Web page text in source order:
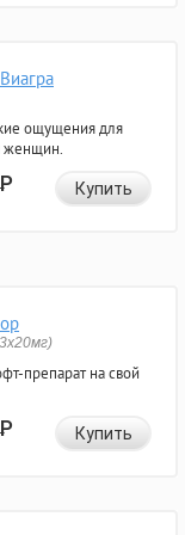
ощущения для
женщин.
Р Купить
препарат на свой
Р Купить